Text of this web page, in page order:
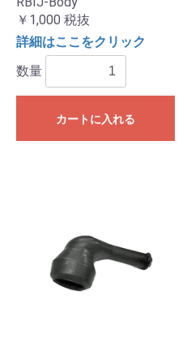
￥1,000 税抜
詳細はここをクリック
数量
カートに入れる